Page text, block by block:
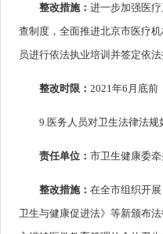
整改措施： 进一步加强医
查制度，全面推进北京市医疗
员进行依法执业培训并签定依
整改时限： 2021年6月底前
9.医务人员对卫生法律法
责任单位： 市卫生健康委
整改措施： 在全市组织开
卫生与健康促进法》等新颁布